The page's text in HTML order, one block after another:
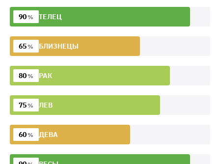
90% ТЕЛЕЦ
65% БЛИЗНЕЦЫ
80% РАК
75% ЛЕВ
60% ДЕВА